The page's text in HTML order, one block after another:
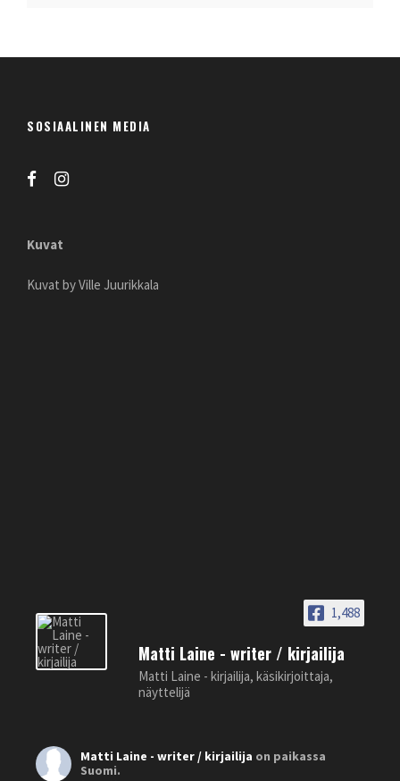
SOSIAALINEN MEDIA
Kuvat
Kuvat by Ville Juurikkala
1,488
Matti Laine - writer / kirjailija
Matti Laine - kirjailija, käsikirjoittaja,
näyttelijä
Matti Laine - writer / kirjailija on paikassa
Suomi.